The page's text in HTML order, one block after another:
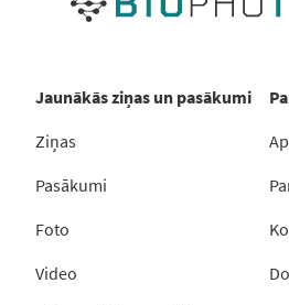
Jaunākās ziņas un pasākumi
Ziņas
Pasākumi
Foto
Video